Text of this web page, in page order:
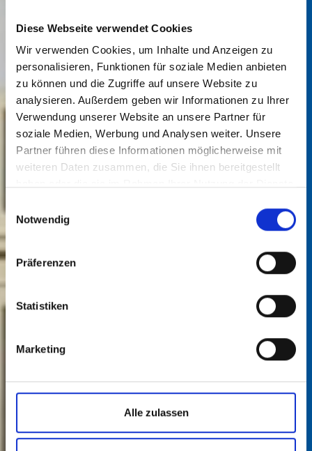
Diese Webseite verwendet Cookies
Wir verwenden Cookies, um Inhalte und Anzeigen zu
personalisieren, Funktionen für soziale Medien anbieten
zu können und die Zugriffe auf unsere Website zu
analysieren. Außerdem geben wir Informationen zu Ihrer
Verwendung unserer Website an unsere Partner für
soziale Medien, Werbung und Analysen weiter. Unsere
Partner führen diese Informationen möglicherweise mit
weiteren Daten zusammen, die Sie ihnen bereitgestellt
Notwendig
Präferenzen
Statistiken
Marketing
Alle zulassen